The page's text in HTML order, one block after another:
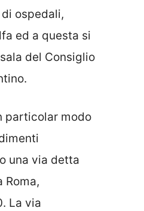
ospedali,
ed a questa si
del Consiglio
particolar modo
una via detta
Roma,
La via